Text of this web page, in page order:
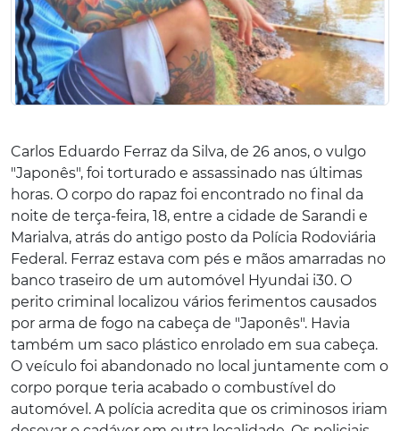
Carlos Eduardo Ferraz da Silva, de 26 anos, o vulgo
"Japonês", foi torturado e assassinado nas últimas
horas. O corpo do rapaz foi encontrado no final da
noite de terça-feira, 18, entre a cidade de Sarandi e
Marialva, atrás do antigo posto da Polícia Rodoviária
Federal. Ferraz estava com pés e mãos amarradas no
banco traseiro de um automóvel Hyundai i30. O
perito criminal localizou vários ferimentos causados
por arma de fogo na cabeça de "Japonês". Havia
também um saco plástico enrolado em sua cabeça.
O veículo foi abandonado no local juntamente com o
corpo porque teria acabado o combustível do
automóvel. A polícia acredita que os criminosos iriam